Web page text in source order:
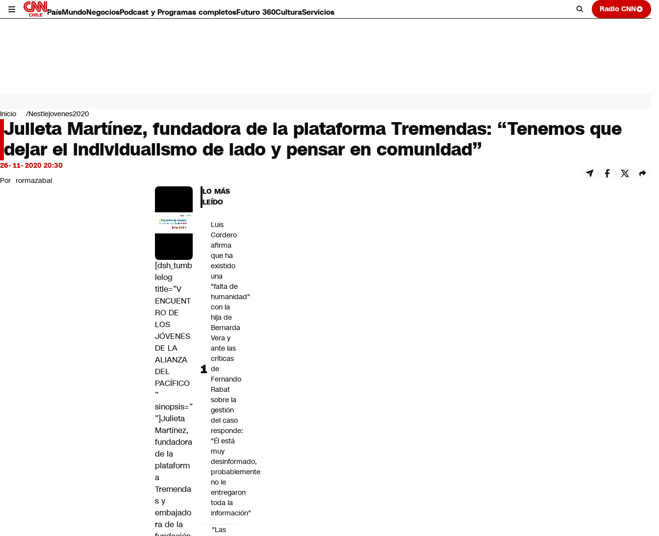
PaísMundoNegociosPodcast y Programas completosFuturo 360CulturaServicios Radio CNN
Mundo
Negocios
Deportes
Programas completos
Cultura
Servicios
CNN Data
Inicio Nestlejovenes2020
Julieta Martínez, fundadora de la plataforma Tremendas: “Tenemos que
dejar el individualismo de lado y pensar en comunidad”
26- 11- 2020 20:30
Por rormazabal
[dsh_tumb
lelog
title=”V
ENCUENT
RO DE
LOS
JÓVENES
DE LA
ALIANZA
DEL
PACÍFICO
”
sinopsis=”
”]Julieta
Martínez,
fundadora
de la
plataform
a
Tremenda
s y
embajado
ra de la
LO MÁS
LEÍDO
Luis
Cordero
afirma
que ha
existido
una
"falta de
humanidad"
con la
hija de
Bernarda
Vera y
ante las
críticas
de
Fernando
Rabat
sobre la
gestión
del caso
responde:
"Él está
muy
desinformado,
probablemente
no le
entregaron
toda la
información"
"Las